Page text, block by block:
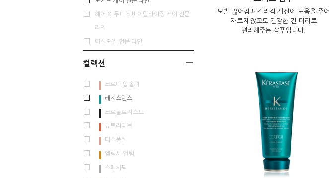
헤어 & 두피 리바이탈라이징 케어 전문
라인
여신오일 전문 라인
컬렉션
크로마 압솔뤼
레지스턴스
크로놀로지스트
뉴트리티브
디스플린
엘릭서 얼팀
스페시픽
모발 끊어짐과 갈라짐 개선에 도움을 주어
자르지 않고도 건강한 긴 머리로
관리해주는 샴푸입니다.